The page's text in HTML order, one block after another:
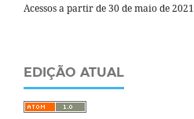
Acessos a partir de 30 de maio de 2021
EDIÇÃO ATUAL